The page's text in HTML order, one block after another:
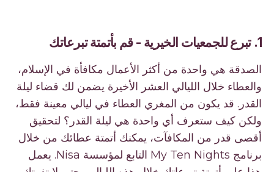
الصدقة هي واحدة من أكثر الأعمال مكافأة في الإسلام،
والعطاء خلال الليالي العشر الأخيرة يضمن لك قضاء ليلة
القدر. قد يكون من المغري العطاء في ليالي معينة فقط،
ولكن كيف ستعرف أي واحدة هي ليلة القدر؟ لتحقيق
أقصى قدر من المكافآت، يمكنك أتمتة عطائك من خلال
برنامج My Ten Nights التابع لمؤسسة Nisa. يعمل